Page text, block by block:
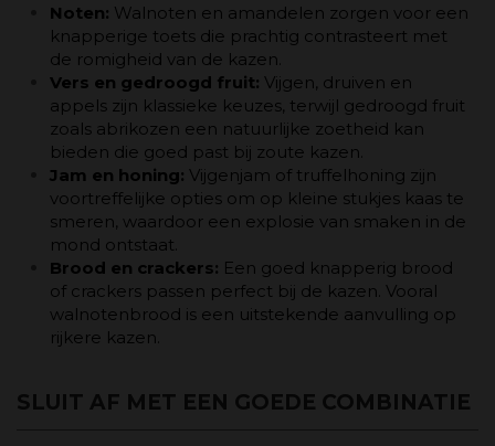
Noten: Walnoten en amandelen zorgen voor een
knapperige toets die prachtig contrasteert met
de romigheid van de kazen.
Vers en gedroogd fruit: Vijgen, druiven en
appels zijn klassieke keuzes, terwijl gedroogd fruit
zoals abrikozen een natuurlijke zoetheid kan
bieden die goed past bij zoute kazen.
Jam en honing: Vijgenjam of truffelhoning zijn
voortreffelijke opties om op kleine stukjes kaas te
smeren, waardoor een explosie van smaken in de
mond ontstaat.
Brood en crackers: Een goed knapperig brood
of crackers passen perfect bij de kazen. Vooral
walnotenbrood is een uitstekende aanvulling op
rijkere kazen.
SLUIT AF MET EEN GOEDE COMBINATIE